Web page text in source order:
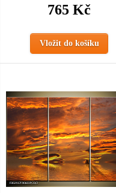
765 Kč
Vložit do košíku